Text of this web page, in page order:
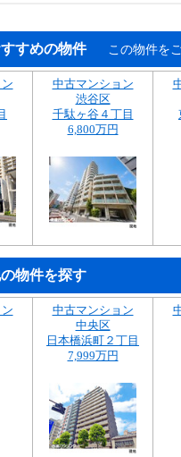
すめの物件 この物件を
中古マンション
渋谷区
千駄ヶ谷４丁目
6,800万円
物件を探す
中古マンション
中央区
日本橋浜町２丁目
7,999万円